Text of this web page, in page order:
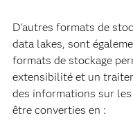
D'autres formats de
data lakes, sont
formats de stockage
extensibilité et un
des informations sur
être converties en :